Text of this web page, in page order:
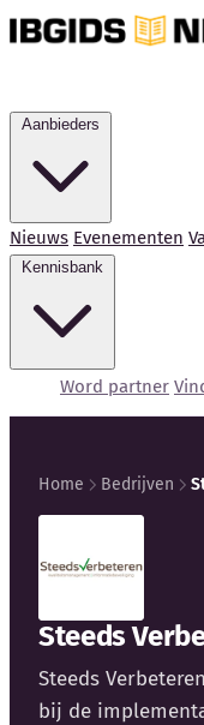
Nieuws Evenementen
Word partner
Kennisbank
Home Bedrijven
Steeds
Steeds
bij de